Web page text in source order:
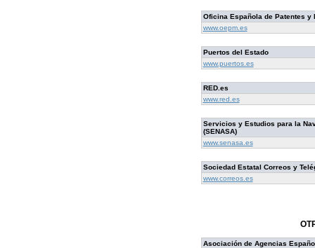
Oficina Española de Patentes y
www.oepm.es
Puertos del Estado
www.puertos.es
RED.es
www.red.es
Servicios y Estudios para la
(SENASA)
www.senasa.es
Sociedad Estatal Correos y
www.correos.es
Asociación de Agencias